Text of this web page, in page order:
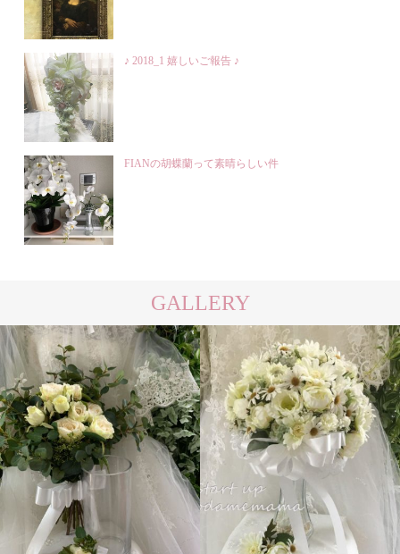
♪ 2018_1 嬉しいご報告 ♪
FIANの胡蝶蘭って素晴らしい件
GALLERY
ラウンド